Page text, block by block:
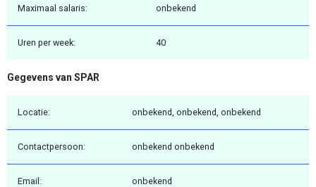
Maximaal salaris: onbekend
Uren per week: 40
Gegevens van SPAR
Locatie: onbekend, onbekend, onbekend
Contactpersoon: onbekend onbekend
Email: onbekend